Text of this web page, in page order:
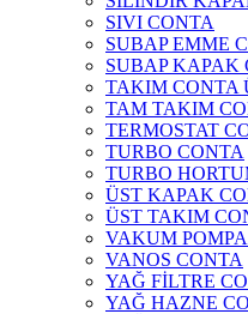
SIVI CONTA
SUBAP EMME
SUBAP KAPAK
TAKIM CONTA
TAM TAKIM
TERMOSTAT
TURBO CONTA
TURBO
ÜST KAPAK
ÜST TAKIM
VAKUM
VANOS CONTA
YAĞ FİLTRE
YAĞ HAZNE